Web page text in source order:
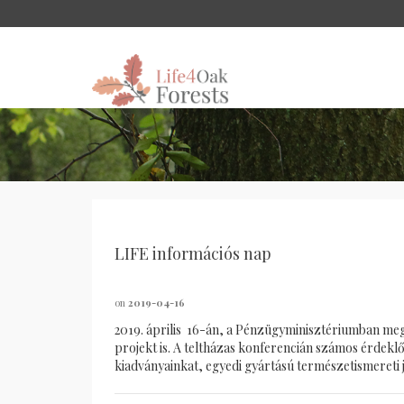
LIFE információs nap
on 2019-04-16
2019. április 16-án, a Pénzügyminisztériumban
projekt is. A teltházas konferencián számos
kiadványainkat, egyedi gyártású természetismereti